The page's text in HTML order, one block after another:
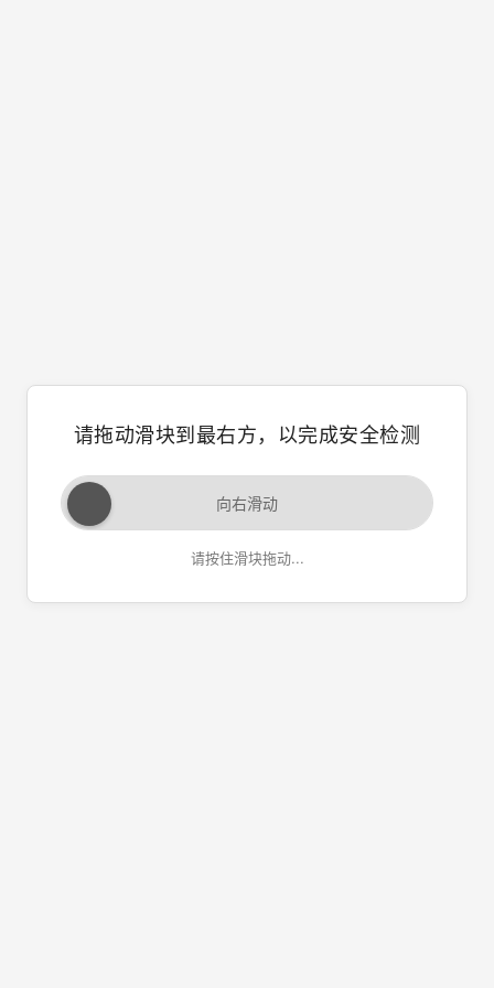
请拖动滑块到最右方，以完成安全检测
向右滑动
请按住滑块拖动...